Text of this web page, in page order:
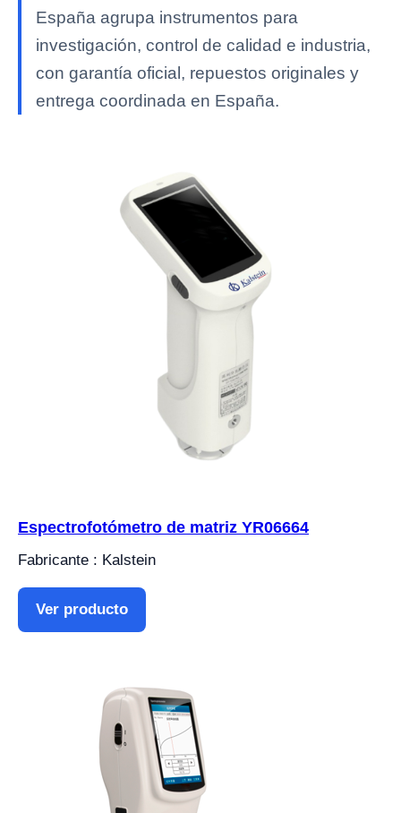
España agrupa instrumentos para
investigación, control de calidad e industria,
con garantía oficial, repuestos originales y
entrega coordinada en España.
Espectrofotómetro de matriz YR06664
Fabricante : Kalstein
Ver producto